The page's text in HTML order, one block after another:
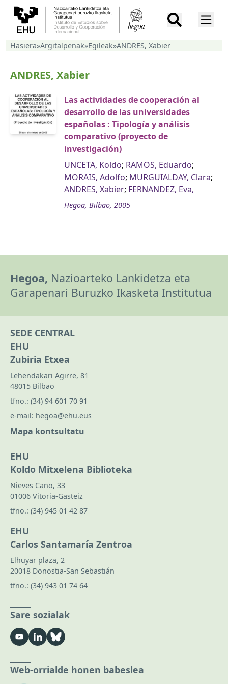
Hasiera»Argitalpenak»Egileak»ANDRES, Xabier
ANDRES, Xabier
Las actividades de cooperación al
desarrollo de las universidades
españolas : Tipología y análisis
comparativo (proyecto de
investigación)
UNCETA, Koldo; RAMOS, Eduardo;
MORAIS, Adolfo; MURGUIALDAY, Clara;
ANDRES, Xabier; FERNANDEZ, Eva,
Hegoa, Bilbao, 2005
Hegoa, Nazioarteko Lankidetza eta
Garapenari Buruzko Ikasketa Institutua
SEDE CENTRAL
EHU
Zubiria Etxea
Lehendakari Agirre, 81
48015 Bilbao
tfno.: (34) 94 601 70 91
e-mail: hegoa@ehu.eus
Mapa kontsultatu
EHU
Koldo Mitxelena Biblioteka
Nieves Cano, 33
01006 Vitoria-Gasteiz
tfno.: (34) 945 01 42 87
EHU
Carlos Santamaría Zentroa
Elhuyar plaza, 2
20018 Donostia-San Sebastián
tfno.: (34) 943 01 74 64
Sare sozialak
Web-orrialde honen babeslea